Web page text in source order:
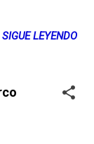
y Pedro para
este episodio
Daniel
Soez
SIGUE LEYENDO